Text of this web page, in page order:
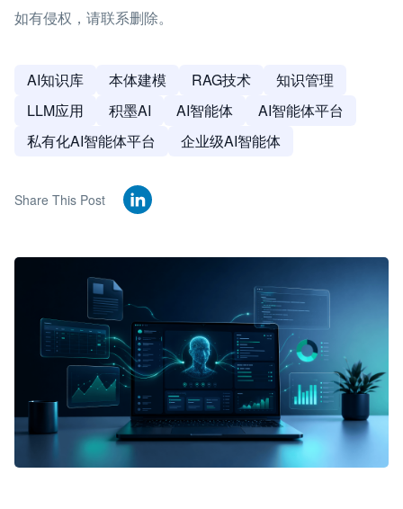
如有侵权，请联系删除。
AI知识库 本体建模 RAG技术
知识管理
LLM应用
积墨AI AI智能体
AI智能体平台
私有化AI智能体平台
企业级AI智能体
Share This Post